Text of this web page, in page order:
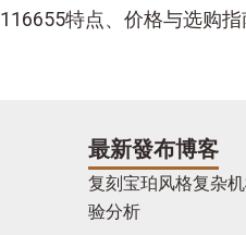
116655特点、价格与选购指
最新發布博客
复刻宝珀风格复杂
验分析